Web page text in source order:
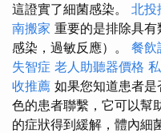
這證實了細菌感染。 北投
南搬家 重要的是排除具
感染，過敏反應）。 餐飲
失智症 老人助聽器價格
收推薦 如果您知道患者
色的患者聯繫，它可以幫
的症狀得到緩解，體內細